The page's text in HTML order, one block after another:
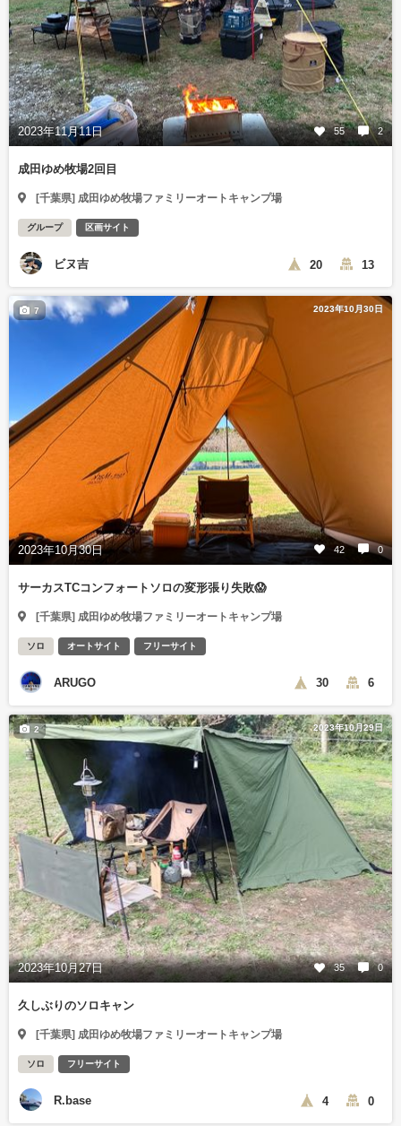
2023年11月11日 55 2
成田ゆめ牧場2回目
[千葉県] 成田ゆめ牧場ファミリーオートキャンプ場
グループ 区画サイト
ビヌ吉 20 13
2023年10月30日
2023年10月30日 42 0
7
サーカスTCコンフォートソロの変形張り失敗😱
[千葉県] 成田ゆめ牧場ファミリーオートキャンプ場
ソロ オートサイト フリーサイト
ARUGO 30 6
2023年10月29日
2023年10月27日 35 0
2
久しぶりのソロキャン
[千葉県] 成田ゆめ牧場ファミリーオートキャンプ場
ソロ フリーサイト
R.base 4 0